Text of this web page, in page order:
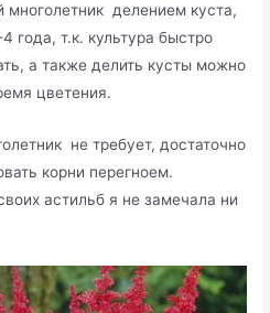
многолетник делением куста,
года, т.к. культура быстро
а также делить кусты можно
цветения.
не требует, достаточно
корни перегноем.
астильб я не замечала ни